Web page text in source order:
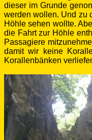
dieser im Grunde
werden wollen. Und zu
Höhle sehen wollte.
die Fahrt zur Höhle
Passagiere
damit wir keine
Korallenbänken